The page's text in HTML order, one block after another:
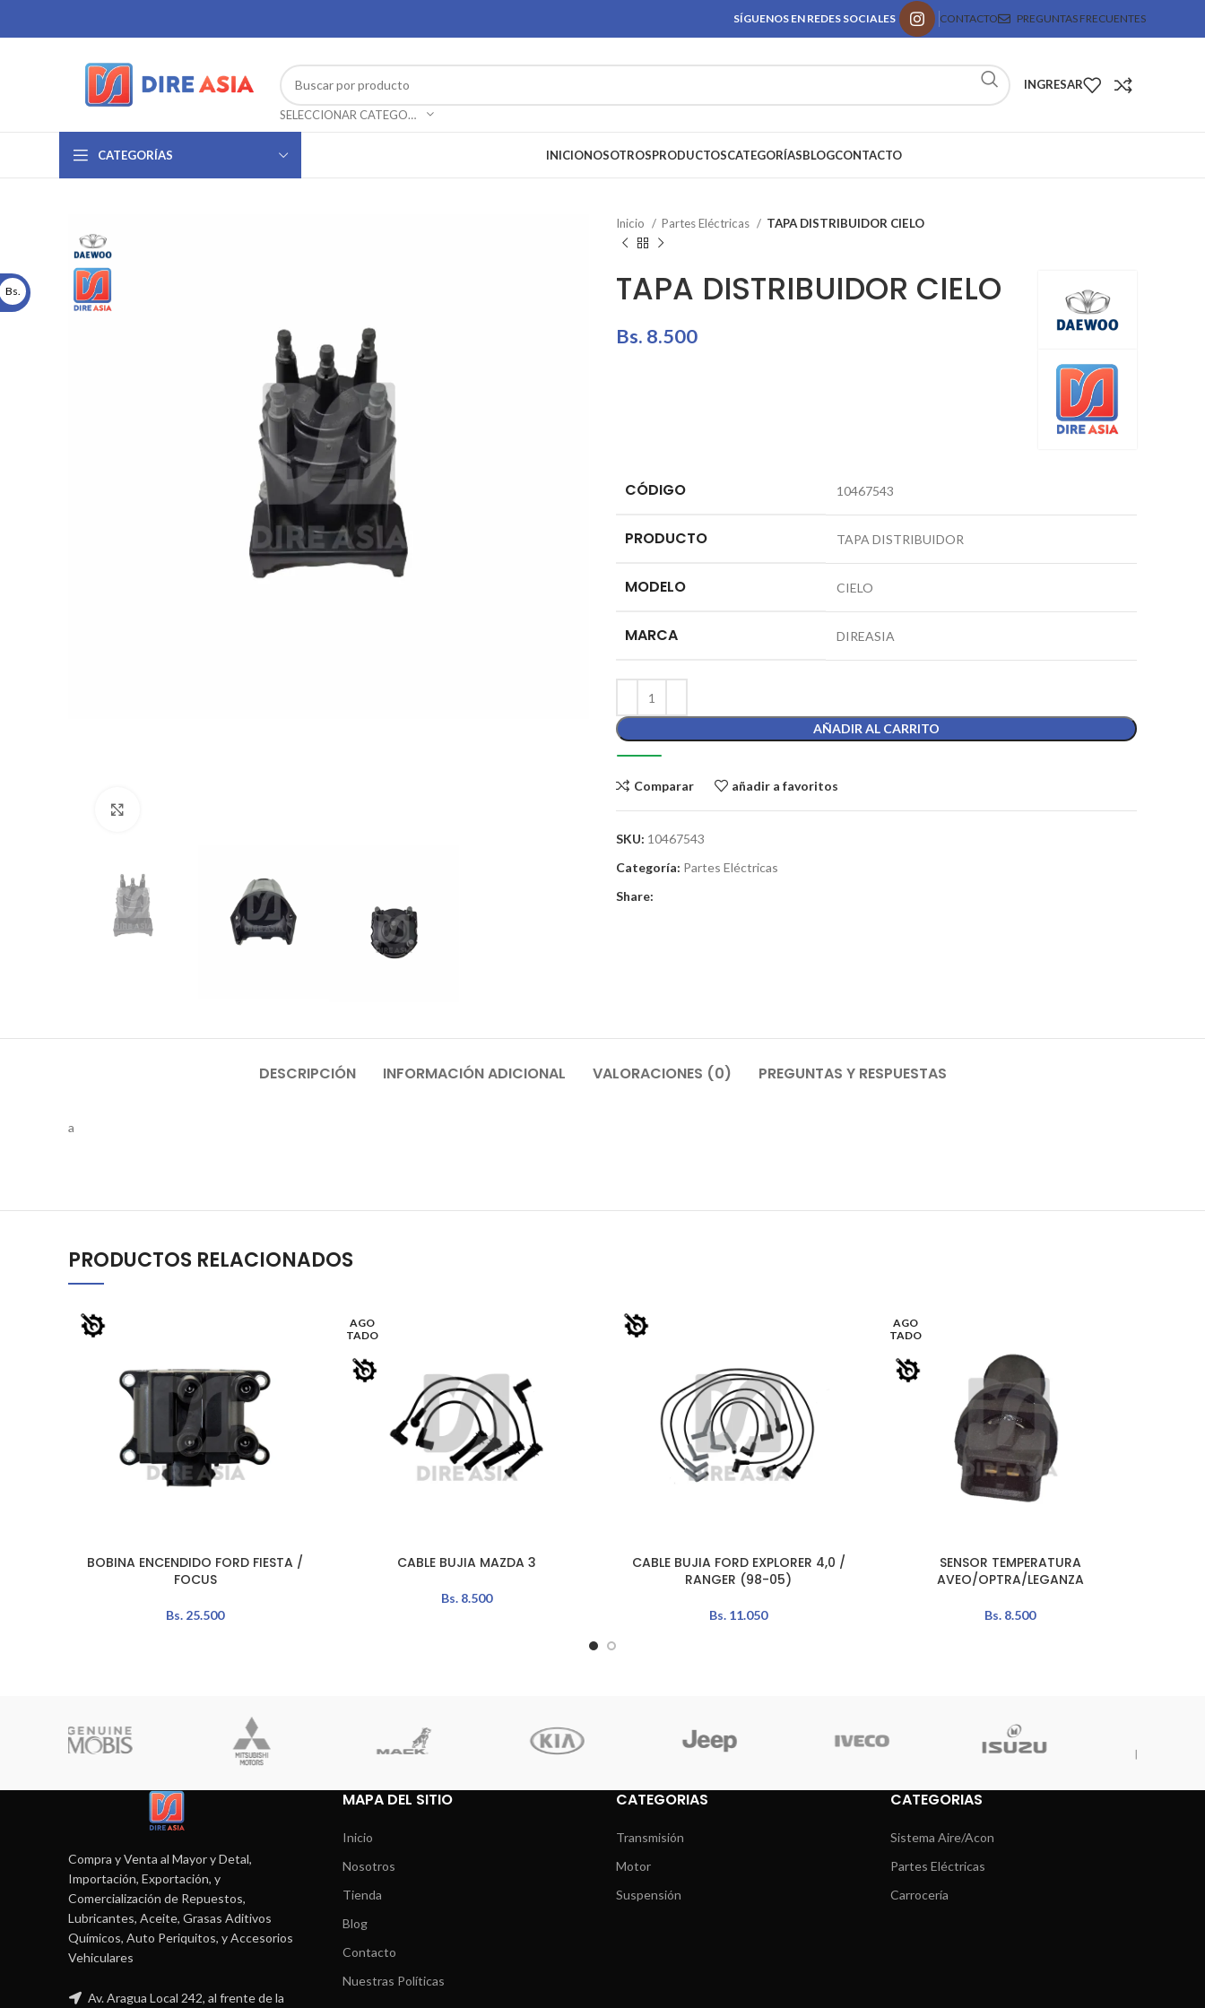
SÍGUENOS EN REDES SOCIALES CONTACTO PREGUNTAS FRECUENTES
SELECCIONAR CATEGORÍA
INGRESAR
CATEGORÍAS INICIONOSOTROSPRODUCTOSCATEGORÍASBLOGCONTACTO
Inicio Partes Eléctricas TAPA DISTRIBUIDOR CIELO
TAPA DISTRIBUIDOR CIELO
Bs. 8.500
CÓDIGO 10467543
PRODUCTO TAPA DISTRIBUIDOR
MODELO CIELO
MARCA DIREASIA
AÑADIR AL CARRITO
Comparar añadir a favoritos
SKU: 10467543
Categoría: Partes Eléctricas
Share:
DESCRIPCIÓN INFORMACIÓN ADICIONAL VALORACIONES (0) PREGUNTAS Y RESPUESTAS
a
PRODUCTOS RELACIONADOS
AÑADIR AL CARRITO
BOBINA ENCENDIDO FORD FIESTA /
FOCUS
Bs. 25.500
AGO
TADO
CABLE BUJIA MAZDA 3
Bs. 8.500
AÑADIR AL CARRITO
CABLE BUJIA FORD EXPLORER 4,0 /
RANGER (98-05)
Bs. 11.050
AGO
TADO
SENSOR TEMPERATURA
AVEO/OPTRA/LEGANZA
Bs. 8.500
Compra y Venta al Mayor y Detal,
Importación, Exportación, y
Comercialización de Repuestos,
Lubricantes, Aceite, Grasas Aditivos
Químicos, Auto Periquitos, y Accesorios
Vehiculares
Av. Aragua Local 242, al frente de la
MAPA DEL SITIO
Inicio
Nosotros
Tienda
Blog
Contacto
Nuestras Políticas
CATEGORIAS
Transmisión
Motor
Suspensión
CATEGORIAS
Sistema Aire/Acon
Partes Eléctricas
Carrocería
Bs.